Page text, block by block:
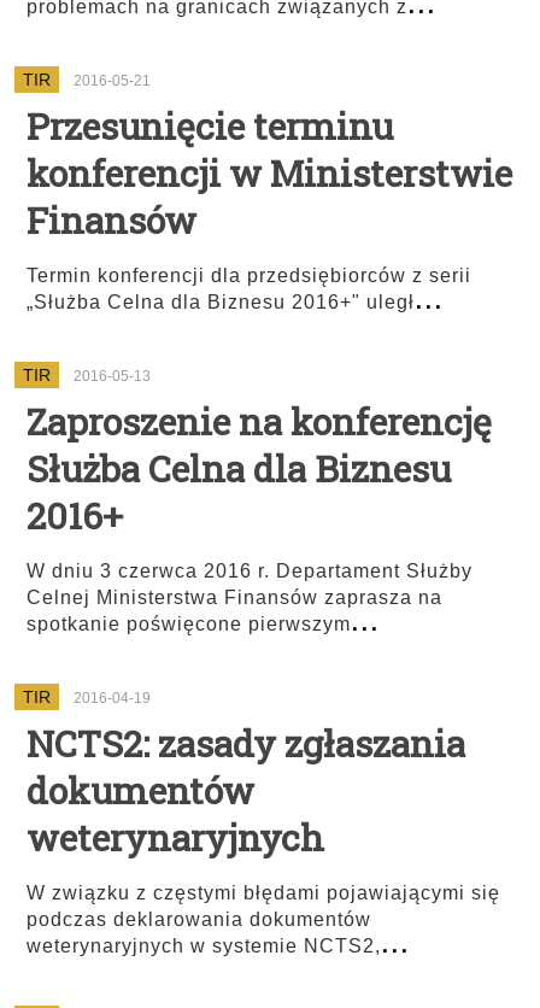
problemach na granicach związanych z
TIR 2016-05-21
Przesunięcie terminu
konferencji w Ministerstwie
Finansów
Termin konferencji dla przedsiębiorców z serii
„Służba Celna dla Biznesu 2016+" uległ...
TIR 2016-05-13
Zaproszenie na konferencję
Służba Celna dla Biznesu
2016+
W dniu 3 czerwca 2016 r. Departament Służby
Celnej Ministerstwa Finansów zaprasza na
spotkanie poświęcone pierwszym...
TIR 2016-04-19
NCTS2: zasady zgłaszania
dokumentów
weterynaryjnych
W związku z częstymi błędami pojawiającymi się
podczas deklarowania dokumentów
weterynaryjnych w systemie NCTS2, ...